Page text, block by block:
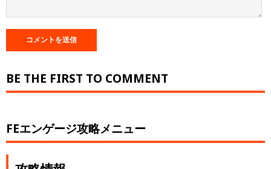
BE THE FIRST TO COMMENT
FEエンゲージ攻略メニュー